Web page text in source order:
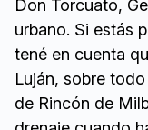
Don Torcuato,
urbano. Si estás
tené en cuenta
Luján, sobre
de Rincón de